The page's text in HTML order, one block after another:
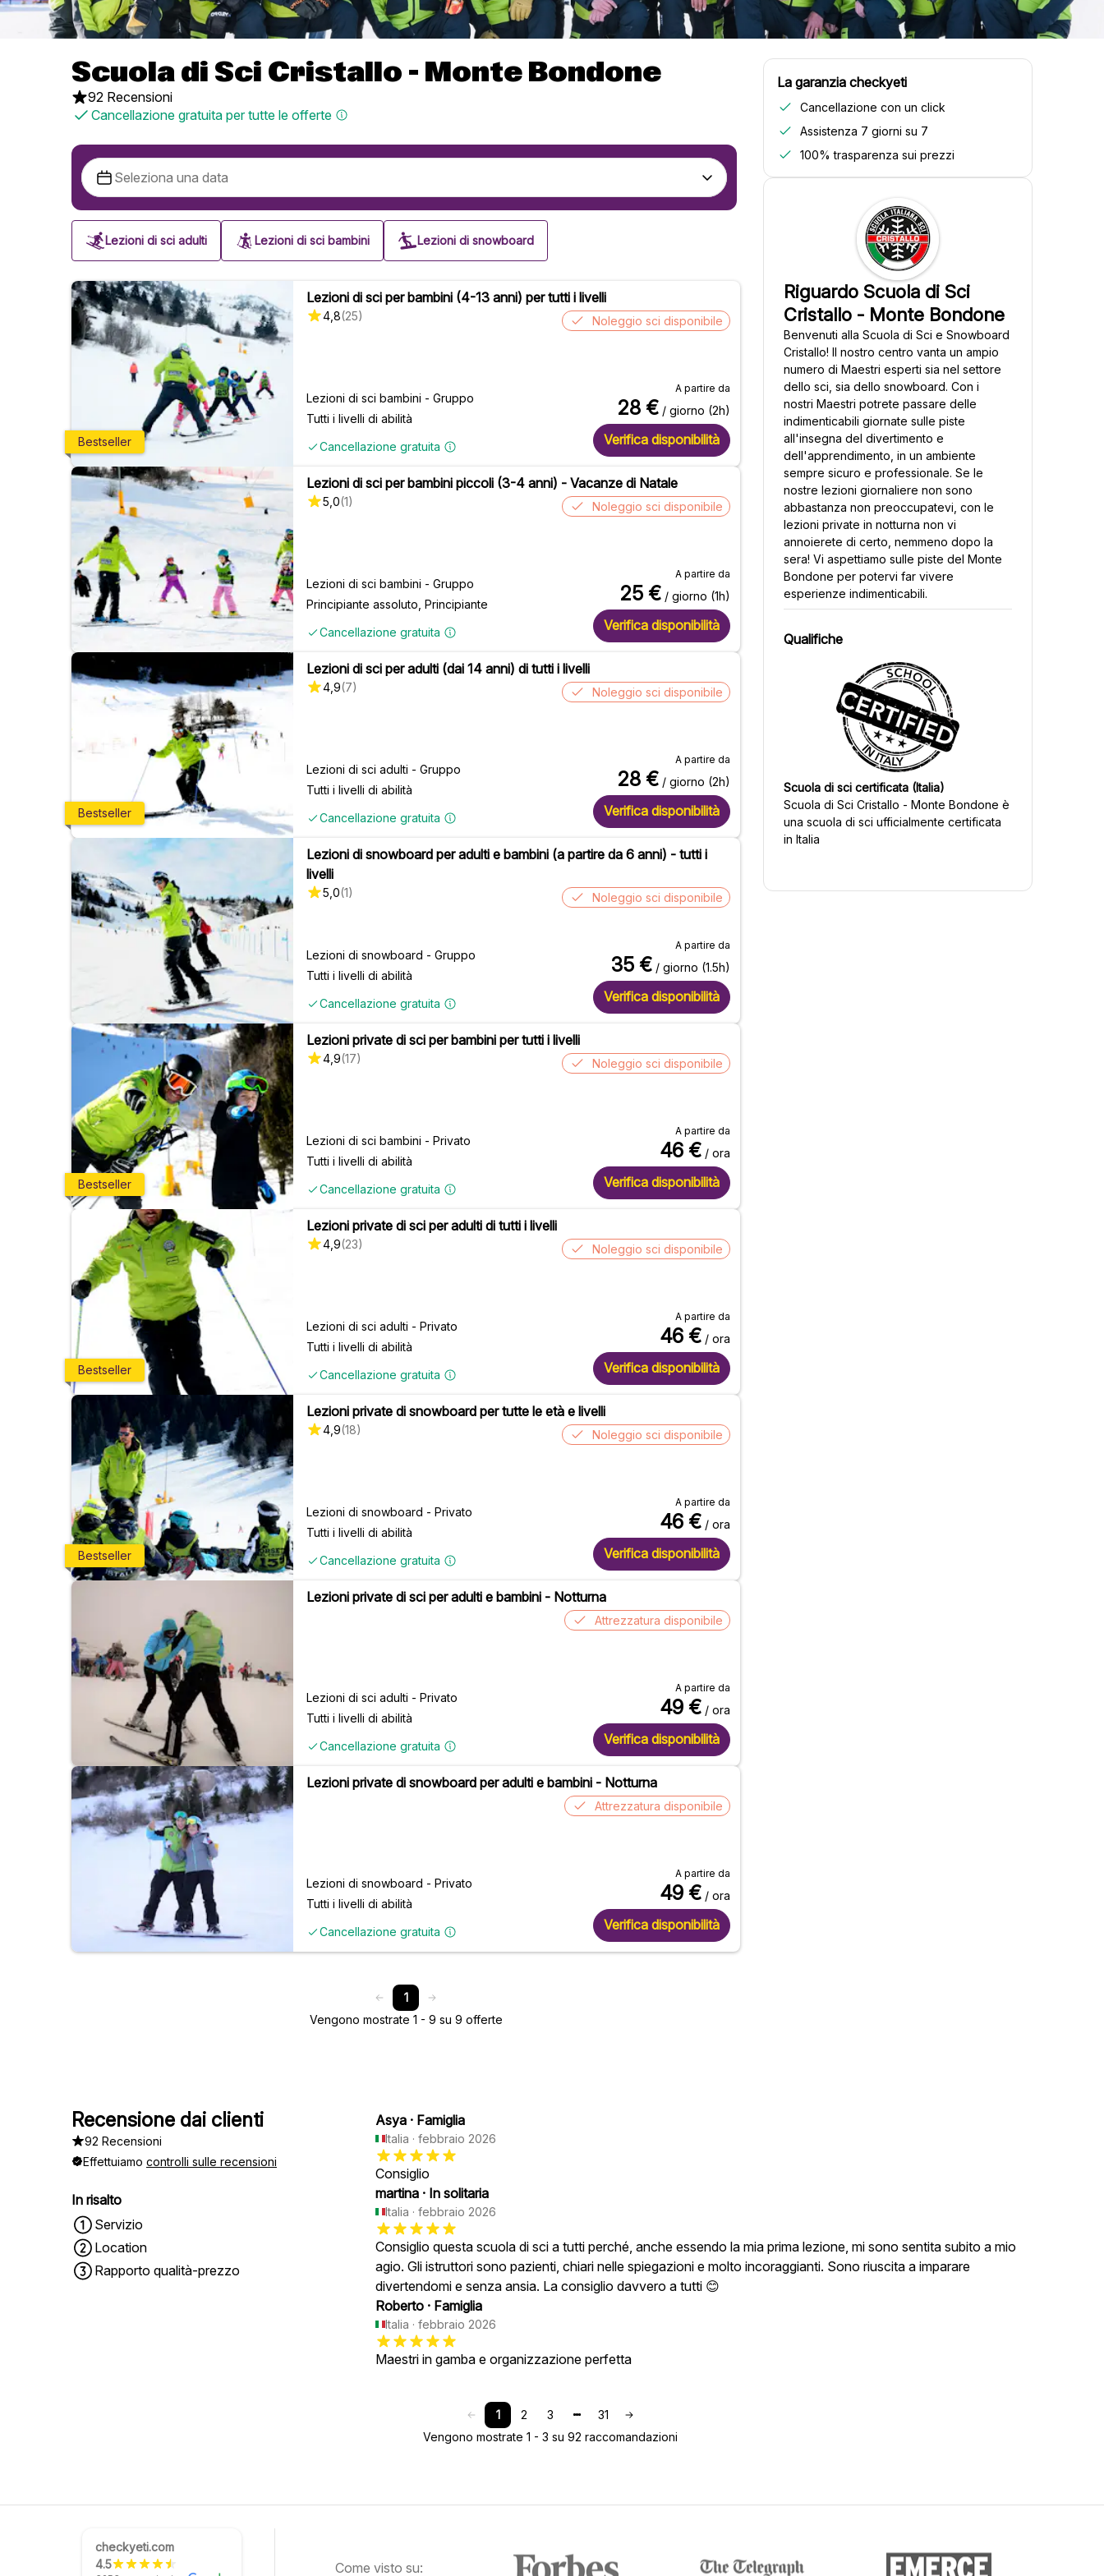
Scuola di Sci Cristallo - Monte Bondone
92 Recensioni
Cancellazione gratuita per tutte le offerte
Lezioni di sci adulti Lezioni di sci bambini Lezioni di snowboard
Bestseller
Lezioni di sci per bambini (4-13 anni) per tutti i livelli
4,8(25)
Lezioni di sci bambini - Gruppo
Tutti i livelli di abilità
Cancellazione gratuita
Noleggio sci disponibile
A partire da
28 € / giorno (2h)
Verifica disponibilità
Lezioni di sci per bambini piccoli (3-4 anni) - Vacanze di Natale
5,0(1)
Lezioni di sci bambini - Gruppo
Principiante assoluto, Principiante
Cancellazione gratuita
Noleggio sci disponibile
A partire da
25 € / giorno (1h)
Verifica disponibilità
Bestseller
Lezioni di sci per adulti (dai 14 anni) di tutti i livelli
4,9(7)
Lezioni di sci adulti - Gruppo
Tutti i livelli di abilità
Cancellazione gratuita
Noleggio sci disponibile
A partire da
28 € / giorno (2h)
Verifica disponibilità
Lezioni di snowboard per adulti e bambini (a partire da 6 anni) - tutti i
livelli
5,0(1)
Lezioni di snowboard - Gruppo
Tutti i livelli di abilità
Cancellazione gratuita
Noleggio sci disponibile
A partire da
35 € / giorno (1.5h)
Verifica disponibilità
Bestseller
Lezioni private di sci per bambini per tutti i livelli
4,9(17)
Lezioni di sci bambini - Privato
Tutti i livelli di abilità
Cancellazione gratuita
Noleggio sci disponibile
A partire da
46 € / ora
Verifica disponibilità
Bestseller
Lezioni private di sci per adulti di tutti i livelli
4,9(23)
Lezioni di sci adulti - Privato
Tutti i livelli di abilità
Cancellazione gratuita
Noleggio sci disponibile
A partire da
46 € / ora
Verifica disponibilità
Bestseller
Lezioni private di snowboard per tutte le età e livelli
4,9(18)
Lezioni di snowboard - Privato
Tutti i livelli di abilità
Cancellazione gratuita
Noleggio sci disponibile
A partire da
46 € / ora
Verifica disponibilità
Lezioni private di sci per adulti e bambini - Notturna
Lezioni di sci adulti - Privato
Tutti i livelli di abilità
Cancellazione gratuita
Attrezzatura disponibile
A partire da
49 € / ora
Verifica disponibilità
Lezioni private di snowboard per adulti e bambini - Notturna
Lezioni di snowboard - Privato
Tutti i livelli di abilità
Cancellazione gratuita
Attrezzatura disponibile
A partire da
49 € / ora
Verifica disponibilità
1
Vengono mostrate 1 - 9 su 9 offerte
La garanzia checkyeti
Cancellazione con un click
Assistenza 7 giorni su 7
100% trasparenza sui prezzi
Riguardo Scuola di Sci
Cristallo - Monte Bondone
Benvenuti alla Scuola di Sci e Snowboard
Cristallo! Il nostro centro vanta un ampio
numero di Maestri esperti sia nel settore
dello sci, sia dello snowboard. Con i
nostri Maestri potrete passare delle
indimenticabili giornate sulle piste
all'insegna del divertimento e
dell'apprendimento, in un ambiente
sempre sicuro e professionale. Se le
nostre lezioni giornaliere non sono
abbastanza non preoccupatevi, con le
lezioni private in notturna non vi
annoierete di certo, nemmeno dopo la
sera! Vi aspettiamo sulle piste del Monte
Bondone per potervi far vivere
esperienze indimenticabili.
Qualifiche
Scuola di sci certificata (Italia)
Scuola di Sci Cristallo - Monte Bondone è
una scuola di sci ufficialmente certificata
in Italia
Recensione dai clienti
92 Recensioni
Effettuiamo controlli sulle recensioni
In risalto
Servizio
Location
Rapporto qualità-prezzo
Asya · Famiglia
Italia · febbraio 2026
Consiglio
martina · In solitaria
Italia · febbraio 2026
Consiglio questa scuola di sci a tutti perché, anche essendo la mia prima lezione, mi sono sentita subito a mio
agio. Gli istruttori sono pazienti, chiari nelle spiegazioni e molto incoraggianti. Sono riuscita a imparare
divertendomi e senza ansia. La consiglio davvero a tutti 😊
Roberto · Famiglia
Italia · febbraio 2026
Maestri in gamba e organizzazione perfetta
1 2 3
31
Vengono mostrate 1 - 3 su 92 raccomandazioni
checkyeti.com
4.5
Come visto su: